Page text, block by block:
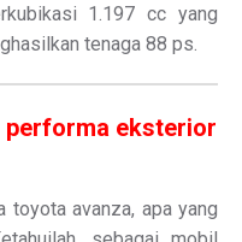
1.197 cc yang
tenaga 88 ps.
performa eksterior
toyota avanza, apa yang